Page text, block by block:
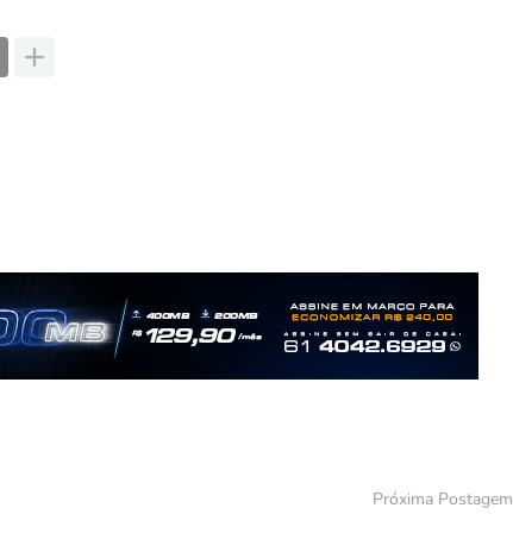
Próxima Postagem